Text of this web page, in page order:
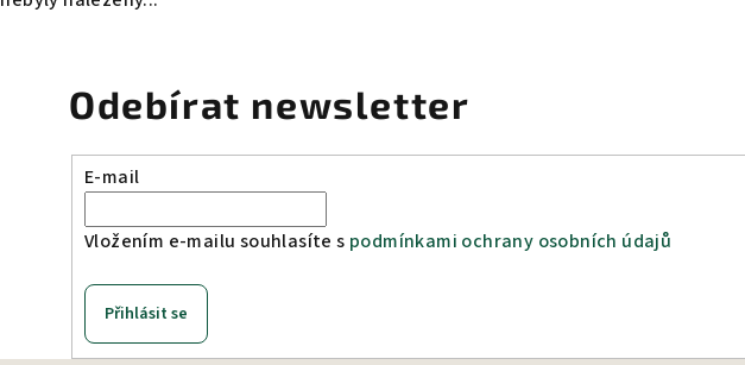
Odebírat newsletter
E-mail
Vložením e-mailu souhlasíte s podmínkami ochrany osobních údajů
Přihlásit se